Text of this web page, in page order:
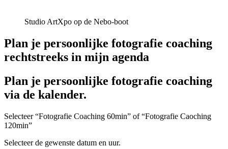
Studio ArtXpo op de Nebo-boot
Plan je persoonlijke fotografie coaching
rechtstreeks in mijn agenda
Plan je persoonlijke fotografie coaching
via de kalender.
Selecteer “Fotografie Coaching 60min” of “Fotografie Caoching
120min”
Selecteer de gewenste datum en uur.